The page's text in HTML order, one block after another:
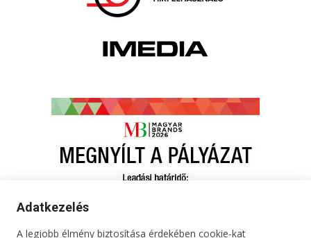
Adatkezelés
A legjobb élmény biztosítása érdekében cookie-kat